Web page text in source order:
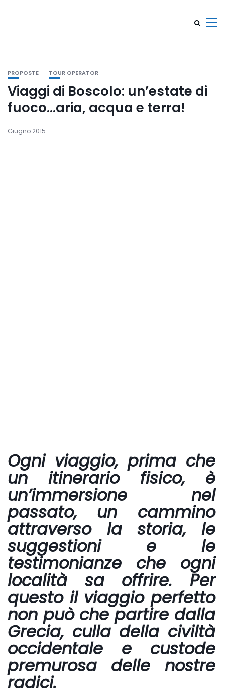
PROPOSTE TOUR OPERATOR
Viaggi di Boscolo: un’estate di
fuoco…aria, acqua e terra!
Giugno 2015
Ogni viaggio, prima che
un itinerario fisico, è
un’immersione nel
passato, un cammino
attraverso la storia, le
suggestioni e le
testimonianze che ogni
località sa offrire. Per
questo il viaggio perfetto
non può che partire dalla
Grecia, culla della civiltà
occidentale e custode
premurosa delle nostre
radici.